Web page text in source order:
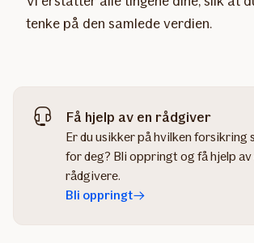
tenke på den samlede verdien.
Få hjelp av en rådgiver
Er du usikker på hvilken forsikring
for deg? Bli oppringt og få hjelp av
rådgivere.
Bli oppringt